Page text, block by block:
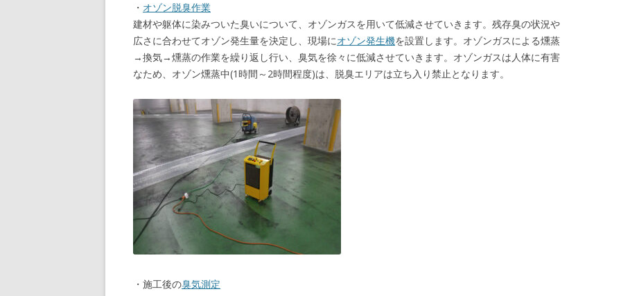
・ オゾン脱臭作業
建材や躯体に染みついた臭いについて、オゾンガスを用いて低減させていきます。残存臭の状況や
広さに合わせてオゾン発生量を決定し、現場にオゾン発生機を設置します。オゾンガスによる燻蒸
→換気→燻蒸の作業を繰り返し行い、臭気を徐々に低減させていきます。オゾンガスは人体に有害
なため、オゾン燻蒸中(1時間～2時間程度)は、脱臭エリアは立ち入り禁止となります。
・施工後の臭気測定